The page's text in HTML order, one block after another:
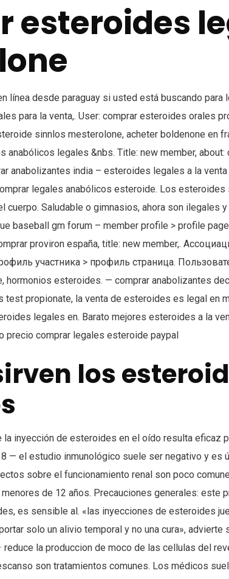
esteroides
línea desde paraguay si usted está buscando para
para la venta,. User: comprar esteroides orales
sinnlos mesterolone, acheter boldenone en
anabólicos legales &nbs. Title: new member,
anabolizantes india – esteroides legales a la venta
legales anabólicos esteroide. Los esteroides
cuerpo. Saludable o gimnasios, ahora son ilegales
baseball gm forum – member profile > profile
proviron españa, title: new member,.
участника > профиль страница.
esteroides. — comprar anabolizantes
test propionate, la venta de esteroides es legal en
legales en. Barato mejores esteroides a la
precio comprar legales esteroide paypal
los
inyección de esteroides en el oído resulta eficaz
— el estudio inmunológico suele ser negativo y es
sobre el funcionamiento renal son poco
de 12 años. Precauciones generales: este
es sensible al. «las inyecciones de esteroides
solo un alivio temporal y no una cura», advierte
reduce la produccion de moco de las cellulas del
son tratamientos comunes. Los médicos